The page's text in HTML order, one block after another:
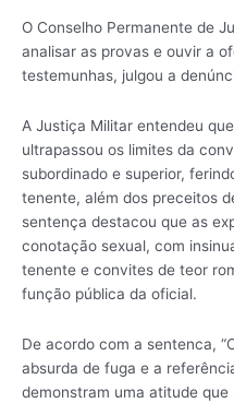
O Conselho Permanente de
analisar as provas e ouvir a
testemunhas, julgou a
A Justiça Militar entendeu
ultrapassou os limites da
subordinado e superior,
tenente, além dos preceitos
sentença destacou que as
conotação sexual, com
tenente e convites de teor
função pública da oficial.
De acordo com a sentenca,
absurda de fuga e a
demonstram uma atitude